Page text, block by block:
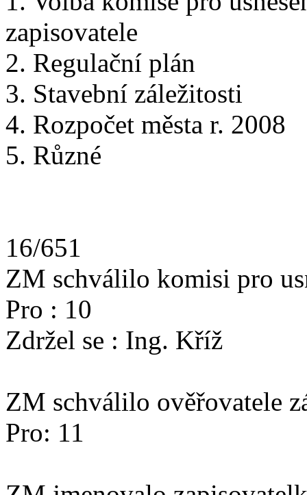
zapisovatele
2. Regulační plán
3. Stavební záležitosti
4. Rozpočet města r. 2008
5. Různé
16/651
ZM schválilo komisi pro
Pro : 10
Zdržel se : Ing. Kříž
ZM schválilo ověřovatele
Pro: 11